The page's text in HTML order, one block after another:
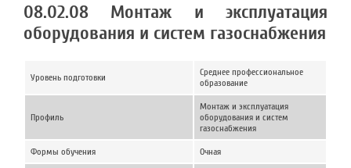
08.02.08 Монтаж и эксплуатация
оборудования и систем газоснабжения
Уровень подготовки
Среднее профессиональное
образование
Профиль
Монтаж и эксплуатация
оборудования и систем
газоснабжения
Формы обучения Очная